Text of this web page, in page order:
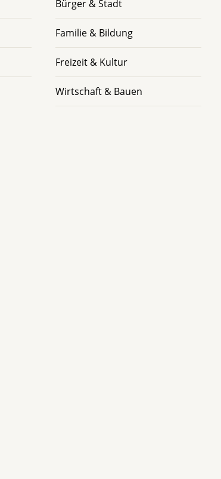
Bürger & Stadt
Familie & Bildung
Freizeit & Kultur
Wirtschaft & Bauen